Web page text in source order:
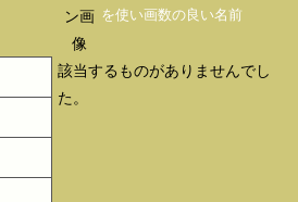
を使い画数の良い名前
該当するものがありませんでし
た。